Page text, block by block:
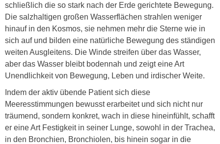
schließlich die so stark nach der Erde gerichtete Bewegung.
Die salzhaltigen großen Wasserflächen strahlen weniger
hinauf in den Kosmos, sie nehmen mehr die Sterne wie in
sich auf und bilden eine natürliche Bewegung des ständigen
weiten Ausgleitens. Die Winde streifen über das Wasser,
aber das Wasser bleibt bodennah und zeigt eine Art
Unendlichkeit von Bewegung, Leben und irdischer Weite.
Indem der aktiv übende Patient sich diese
Meeresstimmungen bewusst erarbeitet und sich nicht nur
träumend, sondern konkret, wach in diese hineinfühlt, schafft
er eine Art Festigkeit in seiner Lunge, sowohl in der Trachea,
in den Bronchien, Bronchiolen, bis hinein sogar in die